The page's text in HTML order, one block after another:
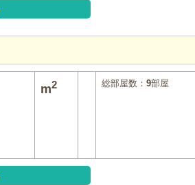
m2 総部屋数： 9部屋